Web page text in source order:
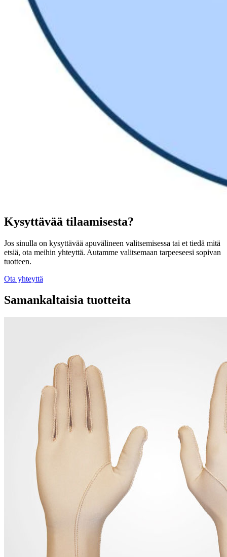
Kysyttävää tilaamisesta?
Jos sinulla on kysyttävää apuvälineen valitsemisessa tai et tiedä mitä
etsiä, ota meihin yhteyttä. Autamme valitsemaan tarpeeseesi sopivan
tuotteen.
Ota yhteyttä
Samankaltaisia tuotteita